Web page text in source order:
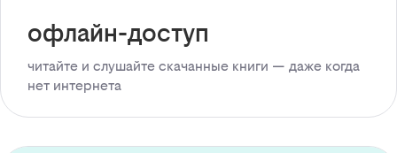
офлайн-доступ
читайте и слушайте скачанные книги — даже когда
нет интернета